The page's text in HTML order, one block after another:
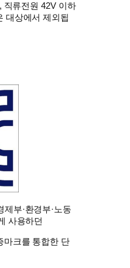
직류전원 42V 이하
대상에서 제외됩
부·환경부·노동
사용하던
마크를 통합한 단